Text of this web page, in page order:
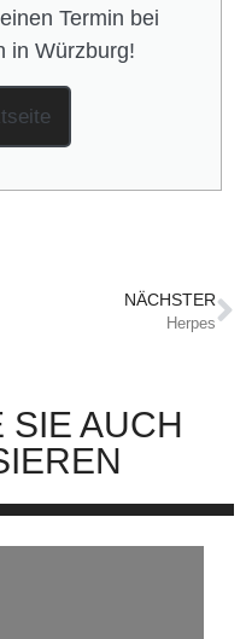
Termin bei
in Würzburg!
NÄCHSTER
Herpes
SIE AUCH